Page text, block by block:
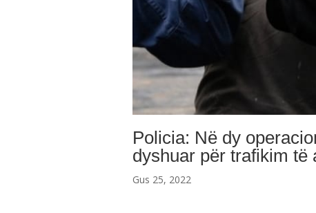
Policia: Në dy
dyshuar për trafikim të
Gus 25, 2022